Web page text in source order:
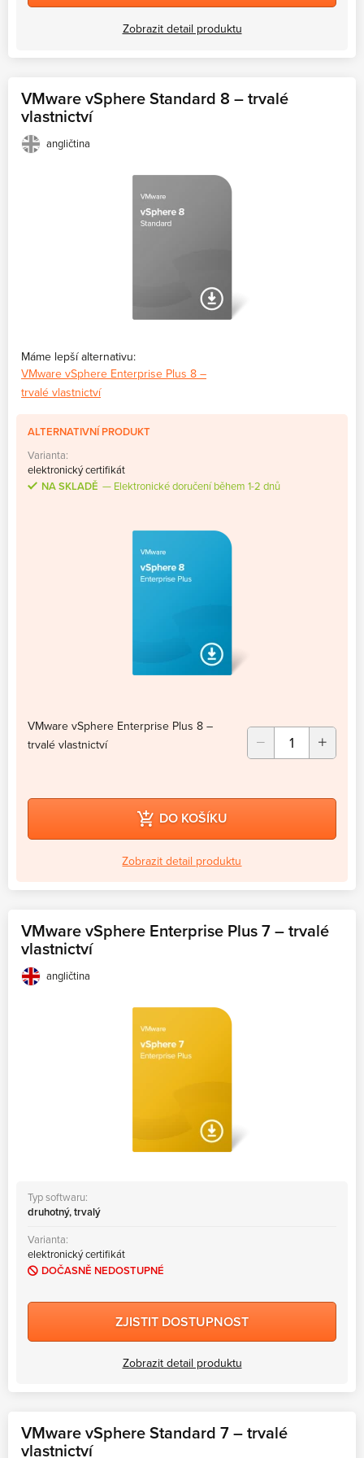
Zobrazit detail produktu
VMware vSphere Standard 8 – trvalé
vlastnictví
angličtina
Máme lepší alternativu:
VMware vSphere Enterprise Plus 8 –
trvalé vlastnictví
ALTERNATIVNÍ PRODUKT
Varianta:
elektronický certifikát
NA SKLADĚ
Elektronické doručení během 1-2 dnů
VMware vSphere Enterprise Plus 8 –
trvalé vlastnictví
DO KOŠÍKU
Zobrazit detail produktu
VMware vSphere Enterprise Plus 7 – trvalé
vlastnictví
angličtina
Typ softwaru:
druhotný, trvalý
Varianta:
elektronický certifikát
DOČASNĚ NEDOSTUPNÉ
ZJISTIT DOSTUPNOST
Zobrazit detail produktu
VMware vSphere Standard 7 – trvalé
vlastnictví